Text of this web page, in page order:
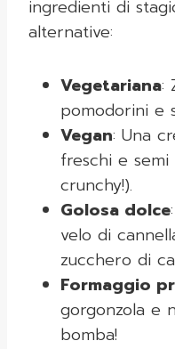
ingredienti di
alternative:
Vegetariana:
pomodorini e
Vegan: Una
freschi e
crunchy!).
Golosa dolce
velo di
zucchero di
Formaggio
gorgonzola e
bomba!